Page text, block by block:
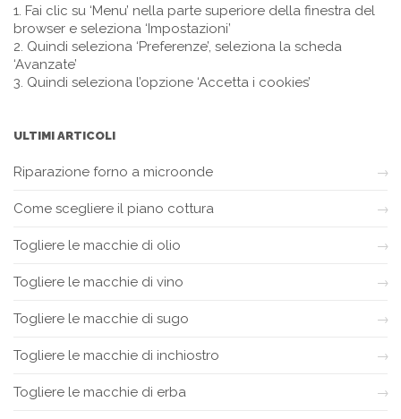
1. Fai clic su ‘Menu’ nella parte superiore della finestra del
browser e seleziona ‘Impostazioni’
2. Quindi seleziona ‘Preferenze’, seleziona la scheda
‘Avanzate’
3. Quindi seleziona l’opzione ‘Accetta i cookies’
ULTIMI ARTICOLI
Riparazione forno a microonde
Come scegliere il piano cottura
Togliere le macchie di olio
Togliere le macchie di vino
Togliere le macchie di sugo
Togliere le macchie di inchiostro
Togliere le macchie di erba